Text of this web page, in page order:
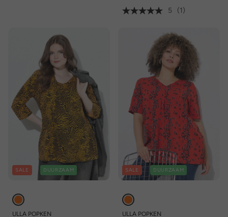
5
(1)
SALE DUURZAAM
ULLA POPKEN
SALE DUURZAAM
ULLA POPKEN